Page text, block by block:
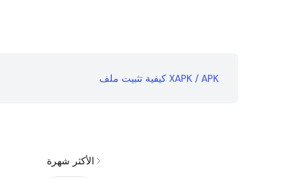
كيفية تثبيت ملف XAPK / APK
الأكثر شهرة